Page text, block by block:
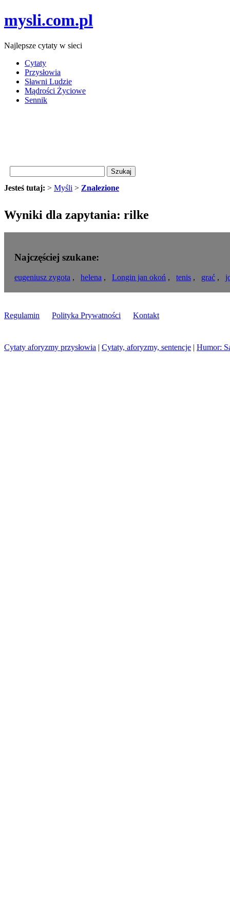
mysli.com.pl
Najlepsze cytaty w sieci
Cytaty
Przysłowia
Sławni Ludzie
Mądrości Życiowe
Sennik
Jesteś tutaj: > Myśli > Znalezione
Wyniki dla zapytania: rilke
Najczęściej szukane:
eugeniusz zygota , helena , Longin jan okoń , tenis , grać ,
Regulamin Polityka Prywatności Kontakt
Cytaty aforyzmy przysłowia | Cytaty, aforyzmy, sentencje | Humor: